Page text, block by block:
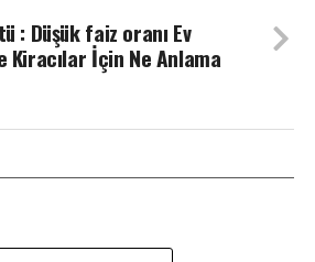
: Düşük faiz oranı Ev
Kiracılar İçin Ne Anlama